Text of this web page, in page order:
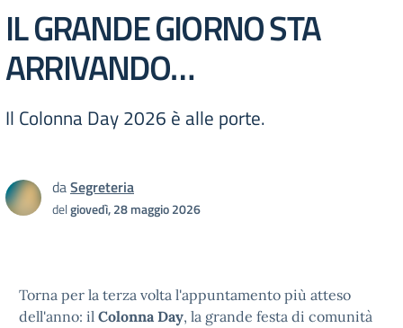
IL GRANDE GIORNO STA
ARRIVANDO…
Il Colonna Day 2026 è alle porte.
daSegreteria
delgiovedì, 28 maggio 2026
Torna per la terza volta l'appuntamento più atteso
dell'anno: il Colonna Day, la grande festa di comunità